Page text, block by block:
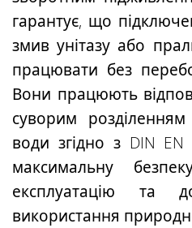
гарантує, що
змив унітазу або
працювати без
Вони працюють
суворим
води згідно з DIN
максимальну
експлуатацію та
використання